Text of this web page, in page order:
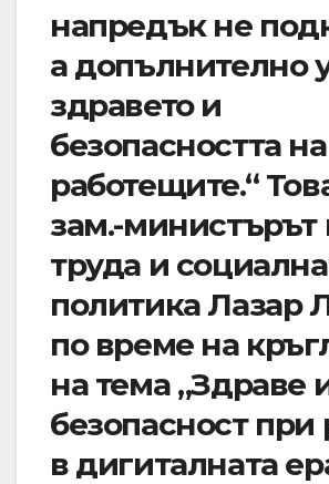
напредък не
а допълнително
здравето и
безопасността на
работещите.“
зам.-министърът
труда и
политика Лазар
по време на
на тема „Здраве
безопасност при
в дигиталната